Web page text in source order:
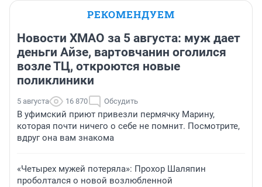
РЕКОМЕНДУЕМ
Новости ХМАО за 5 августа: муж дает
деньги Айзе, вартовчанин оголился
возле ТЦ, откроются новые
поликлиники
5 августа 16 870 Обсудить
В уфимский приют привезли пермячку Марину,
которая почти ничего о себе не помнит. Посмотрите,
вдруг она вам знакома
«Четырех мужей потеряла»: Прохор Шаляпин
проболтался о новой возлюбленной